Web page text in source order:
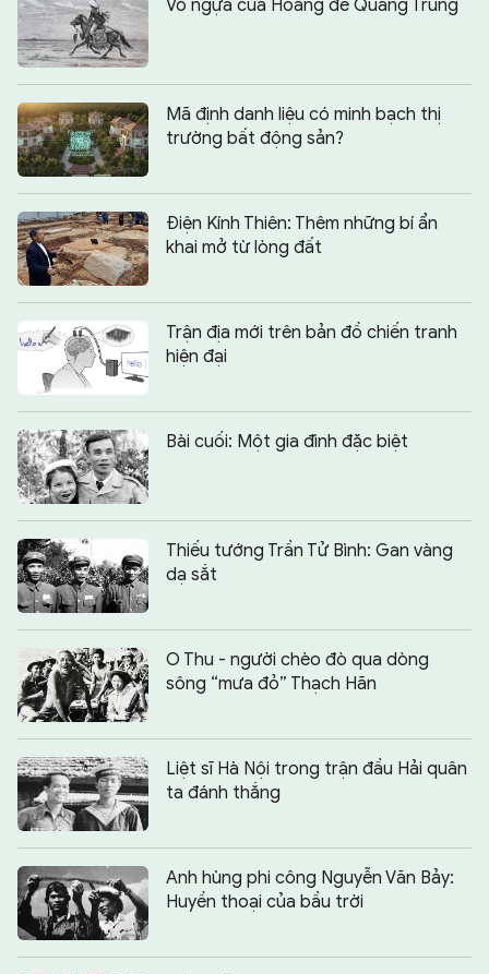
Vó ngựa của Hoàng đế Quang Trung
Mã định danh liệu có minh bạch thị
trường bất động sản?
Điện Kính Thiên: Thêm những bí ẩn
khai mở từ lòng đất
Trận địa mới trên bản đồ chiến tranh
hiện đại
Bài cuối: Một gia đình đặc biệt
Thiếu tướng Trần Tử Bình: Gan vàng
dạ sắt
O Thu - người chèo đò qua dòng
sông “mưa đỏ” Thạch Hãn
Liệt sĩ Hà Nội trong trận đầu Hải quân
ta đánh thắng
Anh hùng phi công Nguyễn Văn Bảy:
Huyền thoại của bầu trời